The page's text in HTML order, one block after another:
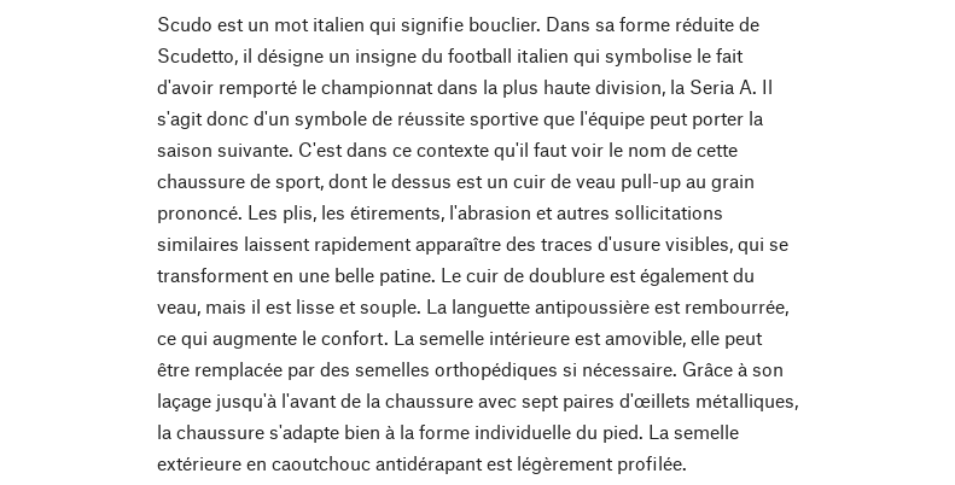
Scudo est un mot italien qui signifie bouclier. Dans sa forme réduite de
Scudetto, il désigne un insigne du football italien qui symbolise le fait
d'avoir remporté le championnat dans la plus haute division, la Seria A. Il
s'agit donc d'un symbole de réussite sportive que l'équipe peut porter la
saison suivante. C'est dans ce contexte qu'il faut voir le nom de cette
chaussure de sport, dont le dessus est un cuir de veau pull-up au grain
prononcé. Les plis, les étirements, l'abrasion et autres sollicitations
similaires laissent rapidement apparaître des traces d'usure visibles, qui se
transforment en une belle patine. Le cuir de doublure est également du
veau, mais il est lisse et souple. La languette antipoussière est rembourrée,
ce qui augmente le confort. La semelle intérieure est amovible, elle peut
être remplacée par des semelles orthopédiques si nécessaire. Grâce à son
laçage jusqu'à l'avant de la chaussure avec sept paires d'œillets métalliques,
la chaussure s'adapte bien à la forme individuelle du pied. La semelle
extérieure en caoutchouc antidérapant est légèrement profilée.